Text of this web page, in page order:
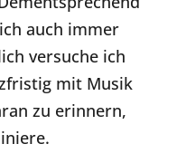
auch immer
versuche ich
mit Musik
zu erinnern,